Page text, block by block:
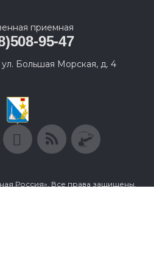
приемная
95-47
ул. Большая Морская, д. 4
Россия». Все права защищены.